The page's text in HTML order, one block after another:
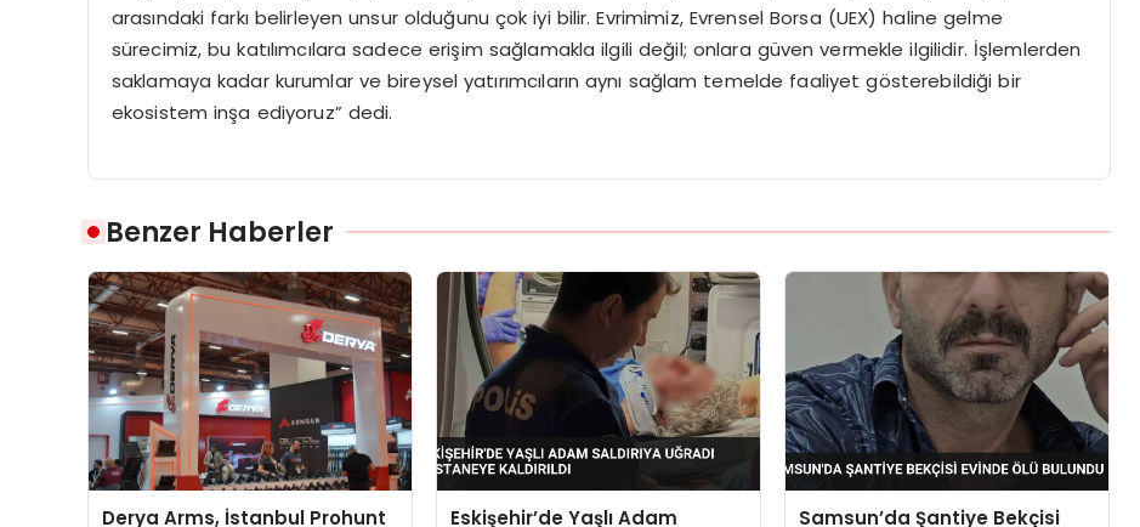
arasındaki farkı belirleyen unsur olduğunu çok iyi bilir. Evrimimiz, Evrensel Borsa (UEX) haline gelme
sürecimiz, bu katılımcılara sadece erişim sağlamakla ilgili değil; onlara güven vermekle ilgilidir. İşlemlerden
saklamaya kadar kurumlar ve bireysel yatırımcıların aynı sağlam temelde faaliyet gösterebildiği bir
ekosistem inşa ediyoruz” dedi.
Benzer Haberler
Derya Arms, İstanbul Prohunt Eskişehir’de Yaşlı Adam Samsun’da Şantiye Bekçisi